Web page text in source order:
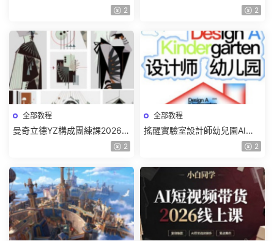
色特訓班【畫質不錯隻有視
2 2
全部教程
曼奇立德YZ構成團練課2026年
8月已結課【畫質高清有課件】
2
全部教程
搖醒實驗室設計師幼兒園AI軟
件基礎課2025【畫質不錯有素
2